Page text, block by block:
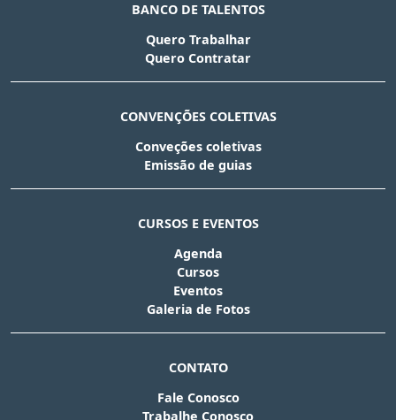
BANCO DE TALENTOS
Quero Trabalhar
Quero Contratar
CONVENÇÕES COLETIVAS
Conveções coletivas
Emissão de guias
CURSOS E EVENTOS
Agenda
Cursos
Eventos
Galeria de Fotos
CONTATO
Fale Conosco
Trabalhe Conosco